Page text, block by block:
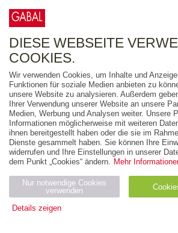
FREITEXT
AUSGABEART
AUS DER REIHE
ZUM THEMA
Neuerscheinung
PREIS
DIESE WEBSEITE
COOKIES.
Wir verwenden Cookies, um Inhalte und
Funktionen für soziale Medien anbieten zu
unsere Website zu analysieren. Außerdem
Ihrer Verwendung unserer Website an unsere
Medien, Werbung und Analysen weiter. Unsere
Informationen möglicherweise mit weiteren
ihnen bereitgestellt haben oder die sie im
Dienste gesammelt haben. Sie können Ihre
widerrufen und Ihre Einstellungen in unserer
dem Punkt „Cookies“ ändern. Mehr
Nur notwendige Cookies
verwenden
Details zeigen